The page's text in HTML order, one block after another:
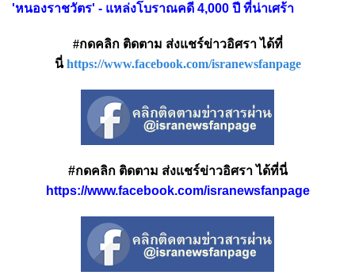
'หนองราชวัตร' - แหล่งโบราณคดี 4,000 ปี ที่น่าเศร้า
#กดคลิก ติดตาม ส่งแชร์ข่าวอิศรา ได้ที่
นี่ https://www.facebook.com/isranewsfanpage
#กดคลิก ติดตาม ส่งแชร์ข่าวอิศรา ได้ที่นี่
https://www.facebook.com/isranewsfanpage